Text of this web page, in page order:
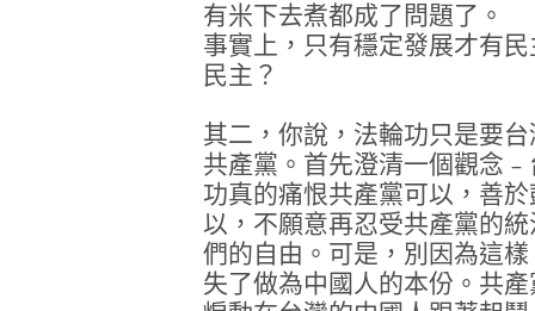
有米下去煮都成了問題了。
事實上，只有穩定發展才有
民主？
其二，你說，法輪功只是要
共產黨。首先澄清一個觀念
功真的痛恨共產黨可以，善
以，不願意再忍受共產黨的
們的自由。可是，別因為這
失了做為中國人的本份。共